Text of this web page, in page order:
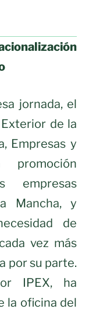
jornada, el
de la
Empresas y
empresas
Mancha, y
de
vez más
por su parte.
IPEX, ha
la oficina del